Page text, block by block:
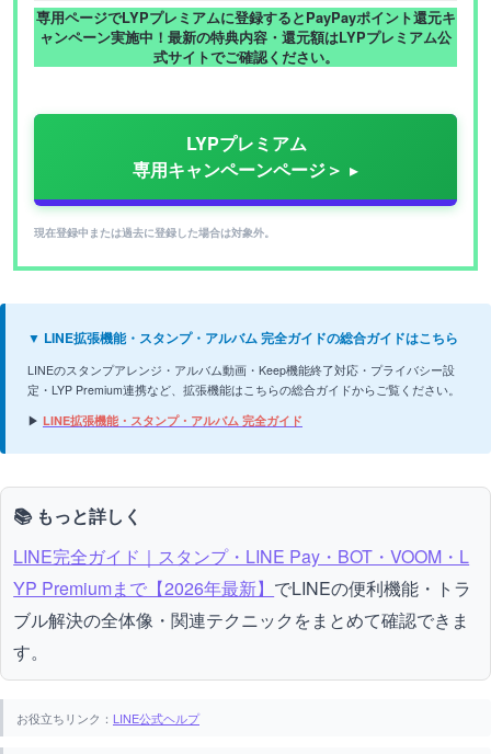
専用ページでLYPプレミアムに登録するとPayPayポイント還元キ
ャンペーン実施中！最新の特典内容・還元額はLYPプレミアム公
式サイトでご確認ください。
LYPプレミアム
専用キャンペーンページ＞
現在登録中または過去に登録した場合は対象外。
▼ LINE拡張機能・スタンプ・アルバム 完全ガイドの総合ガイドはこちら
LINEのスタンプアレンジ・アルバム動画・Keep機能終了対応・プライバシー設
定・LYP Premium連携など、拡張機能はこちらの総合ガイドからご覧ください。
▶ LINE拡張機能・スタンプ・アルバム 完全ガイド
📚 もっと詳しく
LINE完全ガイド｜スタンプ・LINE Pay・BOT・VOOM・L
YP Premiumまで【2026年最新】 でLINEの便利機能・トラ
ブル解決の全体像・関連テクニックをまとめて確認できま
す。
お役立ちリンク： LINE公式ヘルプ